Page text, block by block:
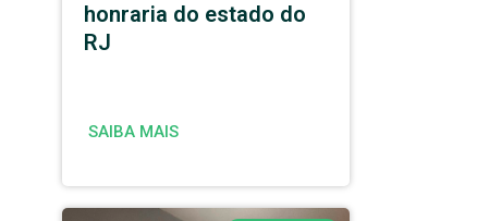
honraria do estado do
RJ
SAIBA MAIS